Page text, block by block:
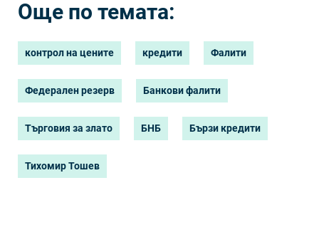
Още по темата:
контрол на цените кредити Фалити
Федерален резерв Банкови фалити
Търговия за злато БНБ Бързи кредити
Тихомир Тошев